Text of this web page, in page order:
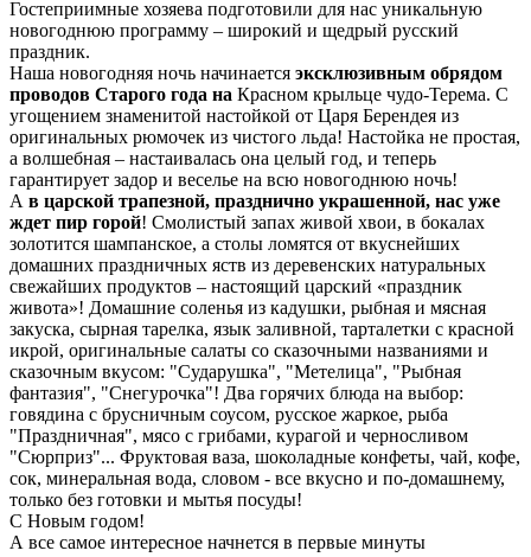
Гостеприимные хозяева подготовили для нас уникальную
новогоднюю программу – широкий и щедрый русский
праздник.
Наша новогодняя ночь начинается эксклюзивным обрядом
проводов Старого года на Красном крыльце чудо-Терема. С
угощением знаменитой настойкой от Царя Берендея из
оригинальных рюмочек из чистого льда! Настойка не простая,
а волшебная – настаивалась она целый год, и теперь
гарантирует задор и веселье на всю новогоднюю ночь!
А в царской трапезной, празднично украшенной, нас уже
ждет пир горой! Смолистый запах живой хвои, в бокалах
золотится шампанское, а столы ломятся от вкуснейших
домашних праздничных яств из деревенских натуральных
свежайших продуктов – настоящий царский «праздник
живота»! Домашние соленья из кадушки, рыбная и мясная
закуска, сырная тарелка, язык заливной, тарталетки с красной
икрой, оригинальные салаты со сказочными названиями и
сказочным вкусом: "Сударушка", "Метелица", "Рыбная
фантазия", "Снегурочка"! Два горячих блюда на выбор:
говядина с брусничным соусом, русское жаркое, рыба
"Праздничная", мясо с грибами, курагой и черносливом
"Сюрприз"... Фруктовая ваза, шоколадные конфеты, чай, кофе,
сок, минеральная вода, словом - все вкусно и по-домашнему,
только без готовки и мытья посуды!
С Новым годом!
А все самое интересное начнется в первые минуты